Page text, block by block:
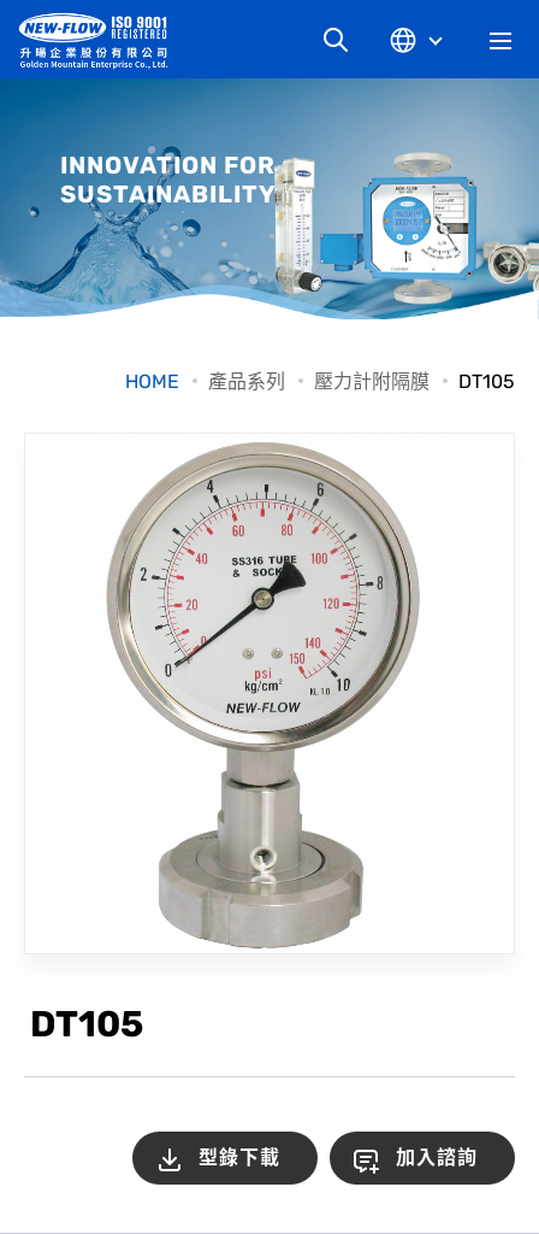
最新消息
知識文章
檔案下載
聯絡我們
INNOVATION FOR
SUSTAINABILITY
HOME 產品系列 壓力計附隔膜 DT105
DT105
型錄下載 加入諮詢